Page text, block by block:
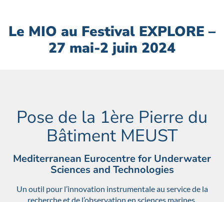
Le MIO au Festival EXPLORE –
27 mai-2 juin 2024
Pose de la 1ère Pierre du
Bâtiment MEUST
Mediterranean Eurocentre for Underwater
Sciences and Technologies
Un outil pour l’innovation instrumentale au service de la
recherche et de l’observation en sciences marines